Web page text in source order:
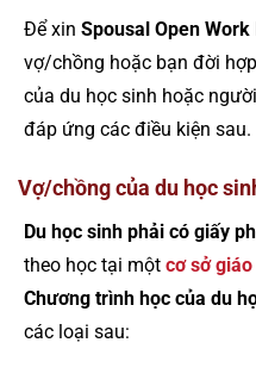
Để xin Spousal Open Work
vợ/chồng hoặc bạn đời
của du học sinh hoặc
đáp ứng các điều kiện sau.
Vợ/chồng của du học
Du học sinh phải có giấy
theo học tại một cơ sở
Chương trình học của du
các loại sau: